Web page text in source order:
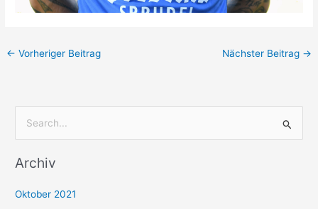
← Vorheriger Beitrag Nächster Beitrag →
c
Archiv
Oktober 2021